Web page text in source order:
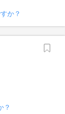
か？
？